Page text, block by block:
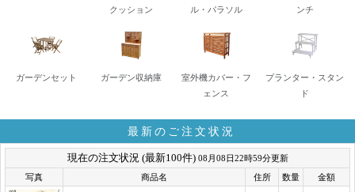
クッション
ル・パラソル
ンチ
ガーデンセット ガーデン収納庫
室外機カバー・フ
ェンス
プランター・スタン
ド
最新のご注文状況